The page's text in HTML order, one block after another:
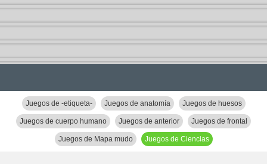
Juegos de -etiqueta- Juegos de anatomía Juegos de huesos
Juegos de cuerpo humano Juegos de anterior Juegos de frontal
Juegos de Mapa mudo Juegos de Ciencias